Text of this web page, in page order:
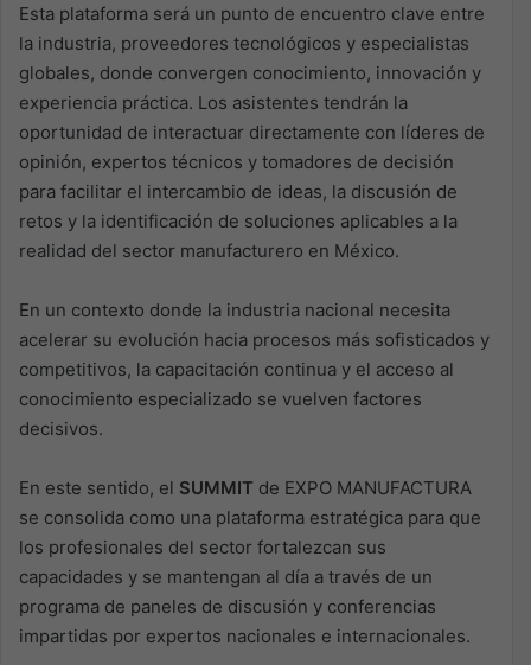
Esta plataforma será un punto de encuentro clave entre
la industria, proveedores tecnológicos y especialistas
globales, donde convergen conocimiento, innovación y
experiencia práctica. Los asistentes tendrán la
oportunidad de interactuar directamente con líderes de
opinión, expertos técnicos y tomadores de decisión
para facilitar el intercambio de ideas, la discusión de
retos y la identificación de soluciones aplicables a la
realidad del sector manufacturero en México.
En un contexto donde la industria nacional necesita
acelerar su evolución hacia procesos más sofisticados y
competitivos, la capacitación continua y el acceso al
conocimiento especializado se vuelven factores
decisivos.
En este sentido, el SUMMIT de EXPO MANUFACTURA
se consolida como una plataforma estratégica para que
los profesionales del sector fortalezcan sus
capacidades y se mantengan al día a través de un
programa de paneles de discusión y conferencias
impartidas por expertos nacionales e internacionales.